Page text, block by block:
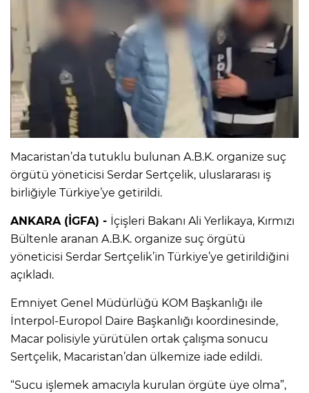
Macaristan’da tutuklu bulunan A.B.K. organize suç
örgütü yöneticisi Serdar Sertçelik, uluslararası iş
birliğiyle Türkiye’ye getirildi.
ANKARA (İGFA) - İçişleri Bakanı Ali Yerlikaya, Kırmızı
Bültenle aranan A.B.K. organize suç örgütü
yöneticisi Serdar Sertçelik’in Türkiye’ye getirildiğini
açıkladı.
Emniyet Genel Müdürlüğü KOM Başkanlığı ile
İnterpol-Europol Daire Başkanlığı koordinesinde,
Macar polisiyle yürütülen ortak çalışma sonucu
Sertçelik, Macaristan’dan ülkemize iade edildi.
“Sucu işlemek amacıyla kurulan örgüte üye olma”,